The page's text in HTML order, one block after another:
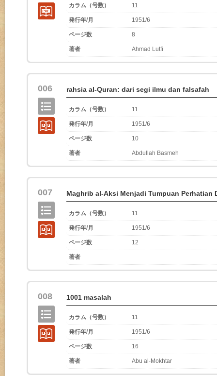
カラム（号数） 11
発行年/月 1951/6
ページ数 8
著者 Ahmad Lutfi
006 rahsia al-Quran: dari segi ilmu dan falsafah
カラム（号数） 11
発行年/月 1951/6
ページ数 10
著者 Abdullah Basmeh
007 Maghrib al-Aksi Menjadi Tumpuan Perhatian
カラム（号数） 11
発行年/月 1951/6
ページ数 12
著者
008 1001 masalah
カラム（号数） 11
発行年/月 1951/6
ページ数 16
著者 Abu al-Mokhtar